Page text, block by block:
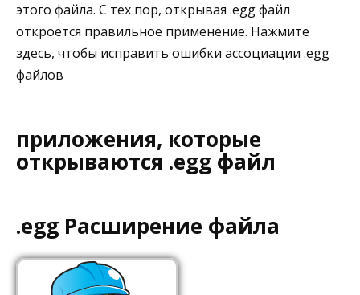
этого файла. С тех пор, открывая .egg файл
откроется правильное применение. Нажмите
здесь, чтобы исправить ошибки ассоциации .egg
файлов
приложения, которые
открываются .egg файл
.egg Расширение файла